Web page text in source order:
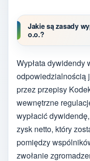
Jakie są zasady
o.o.?
Wypłata dywidendy
odpowiedzialnością
przez przepisy
wewnętrzne
wypłacić
zysk netto, który
pomiędzy
zwołanie